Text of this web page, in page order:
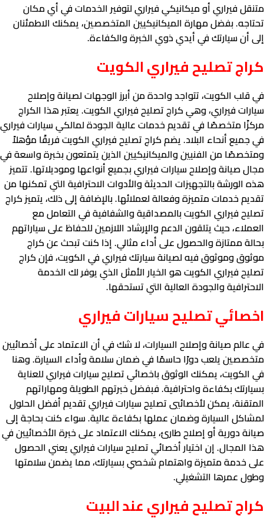
متنقل فيراري أو ميكانيكي فيراري لتوفير الخدمات في أي مكان
تحتاجه. بفضل مهارة الميكانيكيين المتخصصين، يمكنك الاطمئنان
إلى أن سيارتك في أيدي ذوي الخبرة والكفاءة.
كراج تصليح فيراري الكويت
في قلب الكويت، تتواجد واحدة من أبرز الوجهات لصيانة وإصلاح
سيارات فيراري، وهي كراج تصليح فيراري الكويت. يعتبر هذا الكراج
مركزًا متخصصًا في تقديم خدمات عالية الجودة لمالكي سيارات فيراري
في جميع أنحاء البلاد. يضم كراج تصليح فيراري الكويت فريقًا مؤهلاً
ومتخصصًا من الفنيين والميكانيكيين الذين يتمتعون بخبرة واسعة في
مجال صيانة وإصلاح سيارات فيراري بجميع أنواعها وموديلاتها. تتميز
هذه الورشة بالتجهيزات الحديثة والأدوات الاحترافية التي تمكنها من
تقديم خدمات متميزة وفعالة لعملائها. بالإضافة إلى ذلك، يتميز كراج
تصليح فيراري الكويت بالمصداقية والشفافية في التعامل مع
العملاء، حيث يتلقون الدعم والإرشاد اللازمين للحفاظ على سياراتهم
بحالة ممتازة والحصول على أداء مثالي. إذا كنت تبحث عن كراج
موثوق وموثوق فيه لصيانة سيارتك فيراري في الكويت، فإن كراج
تصليح فيراري الكويت هو الخيار الأمثل الذي يوفر لك الخدمة
الاحترافية والجودة العالية التي تستحقها.
اخصائي تصليح سيارات فيراري
في عالم صيانة وإصلاح السيارات، لا شك في أن الاعتماد على أخصائيين
متخصصين يلعب دورًا حاسمًا في ضمان سلامة وأداء السيارة. وهنا
في الكويت، يمكنك الوثوق باخصائي تصليح سيارات فيراري للعناية
بسيارتك بكفاءة واحترافية. فبفضل خبرتهم الطويلة ومهاراتهم
المتقنة، يمكن لأخصائيي تصليح سيارات فيراري تقديم أفضل الحلول
لمشاكل السيارة وضمان عملها بكفاءة عالية. سواء كنت بحاجة إلى
صيانة دورية أو إصلاح طارئ، يمكنك الاعتماد على خبرة الأخصائيين في
هذا المجال. إن اختيار أخصائي تصليح سيارات فيراري يعني الحصول
على خدمة متميزة واهتمام شخصي بسيارتك، مما يضمن سلامتها
وطول عمرها التشغيلي.
كراج تصليح فيراري عند البيت